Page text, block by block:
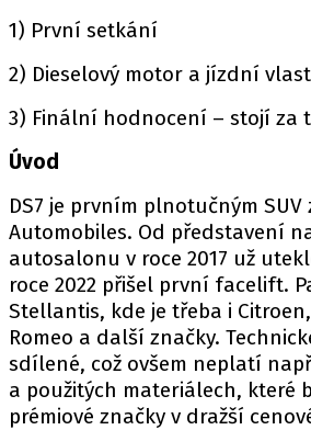
SLEDUJTE NÁS NA
Máte příběh, fotku nebo
ETICKÝ KODEX
KONTAKT
VYDAVATEL
INZERCE
OSOBNÍ ÚDAJE /
1) První setkání
2) Dieselový motor a jízdní
3) Finální hodnocení – stojí za
Úvod
DS7 je prvním plnotučným SUV
Automobiles. Od představení
autosalonu v roce 2017 už
roce 2022 přišel první facelift.
Stellantis, kde je třeba i
Romeo a další značky.
sdílené, což ovšem neplatí
a použitých materiálech, které
prémiové značky v dražší